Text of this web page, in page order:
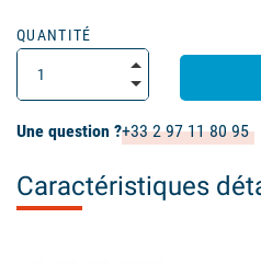
QUANTITÉ
Une question ?+33 2 97 11 80 95
Caractéristiques